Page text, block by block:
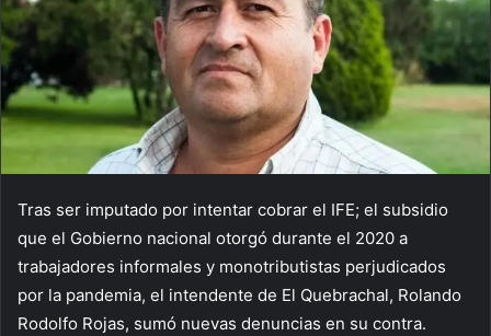
Tras ser imputado por intentar cobrar el IFE; el subsidio
que el Gobierno nacional otorgó durante el 2020 a
trabajadores informales y monotributistas perjudicados
por la pandemia, el intendente de El Quebrachal, Rolando
Rodolfo Rojas, sumó nuevas denuncias en su contra.